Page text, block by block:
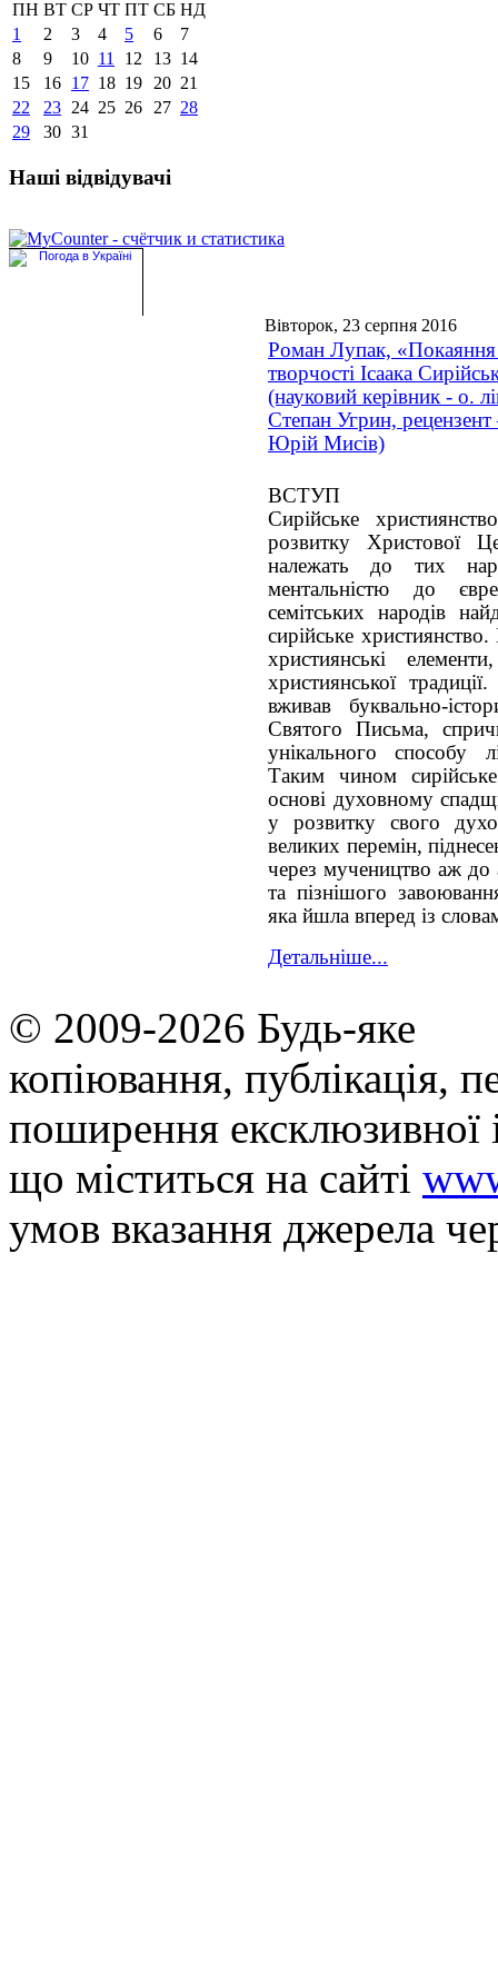
ПН ВТ СР ЧТ ПТ СБ НД
1
2 3 4 5 6
7
8
9 10 11 12 13 14
15
16 17 18 19 20 21
22
23 24 25 26 27 28
29
30 31
Наші відвідувачі
Вівторок, 23 серпня 2016
Роман Лупак,
творчості Ісаака
(науковий керівник - о.
Степан Угрин, рецензент
Юрій Мисів)
ВСТУП
Сирійське
розвитку Христової
належать до тих
ментальністю до
семітських народів
сирійське
християнські
християнської
вживав буквально-
Святого Письма,
унікального способу
Таким чином
основі духовному
у розвитку свого
великих перемін,
через мучеництво аж до
та пізнішого
яка йшла вперед із
Детальніше...
© 2009-2026 Будь-яке
копiювання, публiкацiя,
поширення
що мiститься на сайті
умов вказання джерела